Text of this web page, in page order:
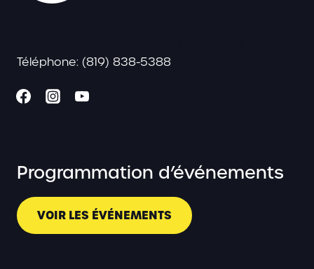
Téléphone: (819) 838-5388
Programmation d’événements
VOIR LES ÉVÉNEMENTS